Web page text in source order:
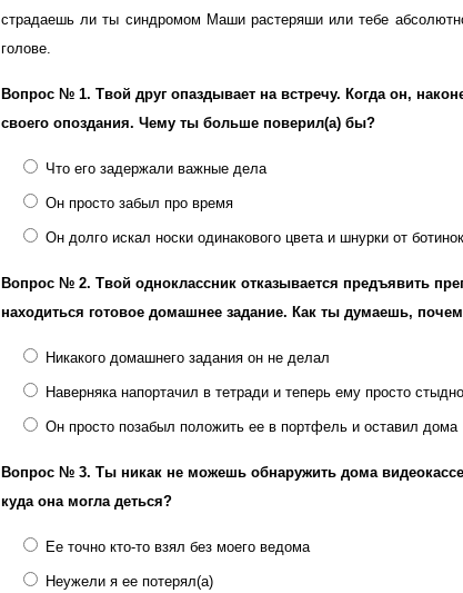
страдаешь ли ты синдромом Маши растеряши или тебе
голове.
Вопрос № 1. Твой друг опаздывает на встречу. Когда он,
своего опоздания. Чему ты больше поверил(а) бы?
Что его задержали важные дела
Он просто забыл про время
Он долго искал носки одинакового цвета и шнурки от ботинок
Вопрос № 2. Твой одноклассник отказывается предъявить
находиться готовое домашнее задание. Как ты думаешь,
Никакого домашнего задания он не делал
Наверняка напортачил в тетради и теперь ему просто
Он просто позабыл положить ее в портфель и оставил дома
Вопрос № 3. Ты никак не можешь обнаружить дома
куда она могла деться?
Ее точно кто-то взял без моего ведома
Неужели я ее потерял(а)